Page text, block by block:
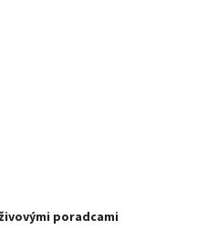
poradcami